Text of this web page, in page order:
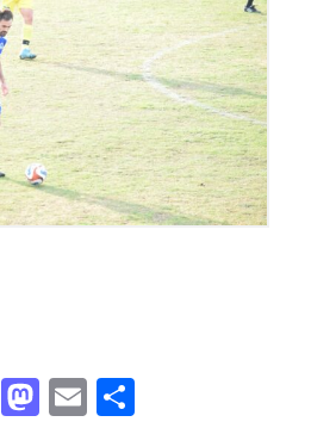
Facebook
Mastodon
Email